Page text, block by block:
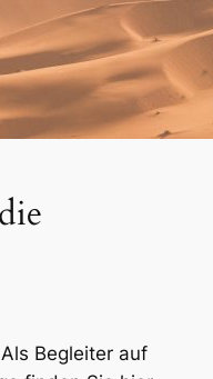
Begleiter auf